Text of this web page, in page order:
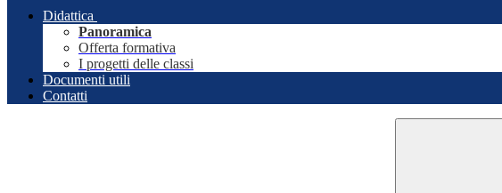
Didattica
Panoramica
Offerta formativa
I progetti delle classi
Documenti utili
Contatti